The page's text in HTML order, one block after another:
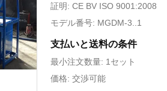
証明: CE BV ISO 9001:2008
モデル番号: MGDM-3..1
支払いと送料の条件
最小注文数量: 1セット
価格: 交渉可能